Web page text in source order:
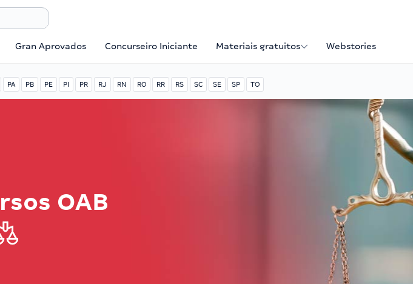
Gran Aprovados Concurseiro Iniciante Materiais gratuitos Webstories
PA PB PE PI PR RJ RN RO RR RS SC SE SP TO
OAB